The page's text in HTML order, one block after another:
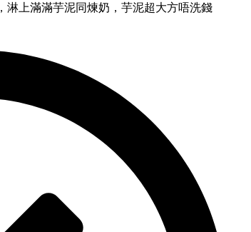
淋上滿滿芋泥同煉奶，芋泥超大方唔洗錢